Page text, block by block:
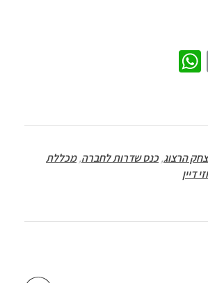
E
sA
p
p
הרצוג,כנס שדרות לחברה,מכללת
דיין